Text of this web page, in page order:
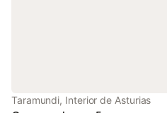
Taramundi, Interior de Asturias